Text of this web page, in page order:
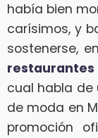
había bien
carísimos, y
sostenerse,
restaurantes
cual habla de
de moda en
promoción